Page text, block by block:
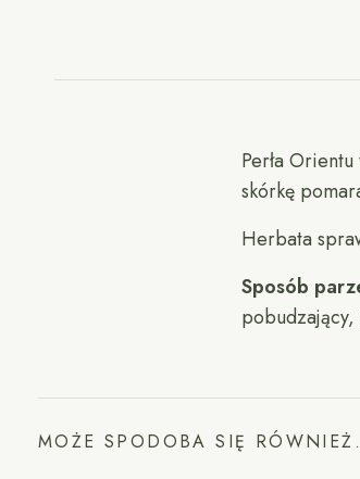
Perła
skórkę
Herbata
Sposób
MOŻE SPODOBA SIĘ